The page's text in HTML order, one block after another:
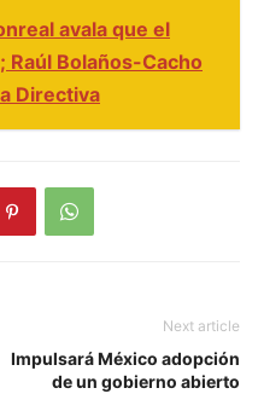
avala que el
Raúl Bolaños-Cacho
Directiva
Next article
Impulsará México adopción
de un gobierno abierto